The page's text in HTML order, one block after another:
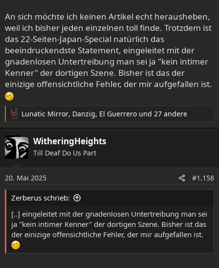
An sich möchte ich keinen Artikel echt herausheben,
weil ich bisher jeden einzelnen toll finde. Trotzdem ist
das 22-Seiten-Japan-Special natürlich das
beeindruckendste Statement, eingeleitet mit der
gnadenlosen Untertreibung man sei ja "kein intimer
Kenner" der dortigen Szene. Bisher ist das der
einizige offensichtliche Fehler, der mir aufgefallen ist.
R
e
a
k
t
o
n
e
n
Lunatic Mirror, Danzig, El Guerrero und 27 andere
WitheringHeights
Till Deaf Do Us Part
20. Mai 2025 #1.158
Zerberus schrieb:
[..] eingeleitet mit der gnadenlosen Untertreibung man sei
ja "kein intimer Kenner" der dortigen Szene. Bisher ist das
der einizige offensichtliche Fehler, der mir aufgefallen ist.